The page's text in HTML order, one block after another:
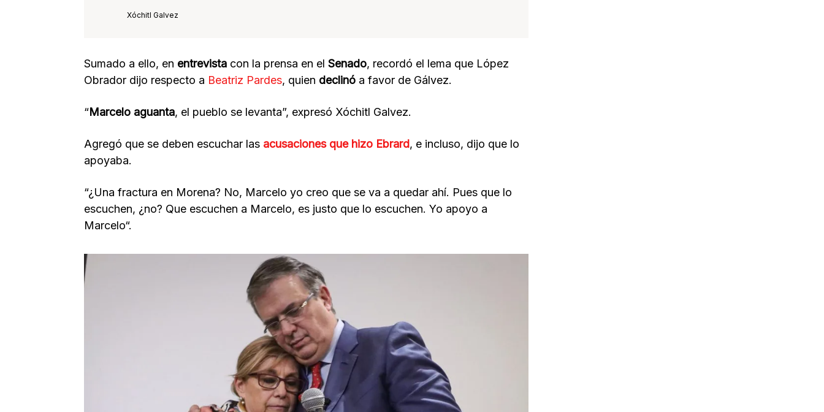
Xóchitl Galvez
Sumado a ello, en entrevista con la prensa en el Senado, recordó el lema que López
Obrador dijo respecto a Beatriz Pardes, quien declinó a favor de Gálvez.
“Marcelo aguanta, el pueblo se levanta”, expresó Xóchitl Galvez.
Agregó que se deben escuchar las acusaciones que hizo Ebrard, e incluso, dijo que lo
apoyaba.
“¿Una fractura en Morena? No, Marcelo yo creo que se va a quedar ahí. Pues que lo
escuchen, ¿no? Que escuchen a Marcelo, es justo que lo escuchen. Yo apoyo a
Marcelo“.